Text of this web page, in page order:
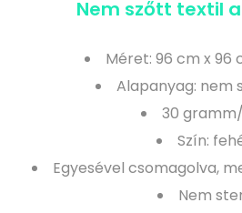
Nem szőtt textil
Méret: 96 cm x 96
Alapanyag: nem
30
Szín:
Egyesével csomagolva,
Nem